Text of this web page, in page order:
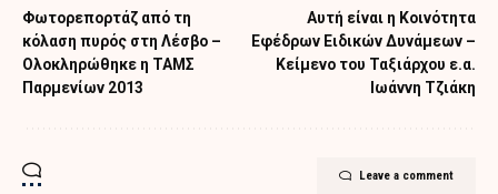
Φωτορεπορτάζ από τη
κόλαση πυρός στη Λέσβο –
Ολοκληρώθηκε η ΤΑΜΣ
Παρμενίων 2013
Αυτή είναι η Κοινότητα
Εφέδρων Ειδικών Δυνάμεων –
Κείμενο του Ταξιάρχου ε.α.
Ιωάννη Τζιάκη
Leave a comment